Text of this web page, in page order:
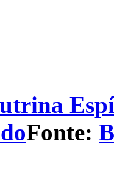
Fonte: